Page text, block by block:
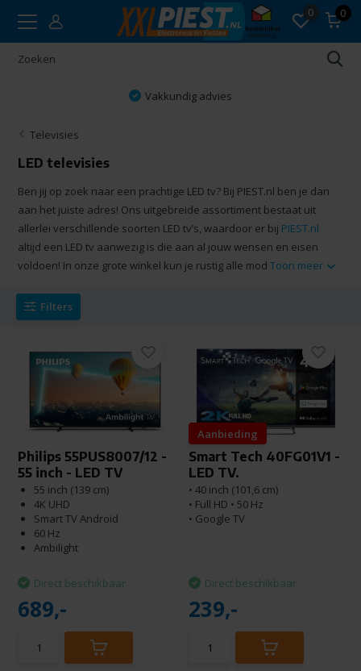
0 0
Vakkundig advies
Televisies
LED televisies
Ben jij op zoek naar een prachtige LED tv? Bij PIEST.nl ben je dan
aan het juiste adres! Ons uitgebreide assortiment bestaat uit
allerlei verschillende soorten LED tv’s, waardoor er bij PIEST.nl
altijd een LED tv aanwezig is die aan al jouw wensen en eisen
voldoen! In onze grote winkel kun je rustig alle modToon meer
Filters
Philips 55PUS8007/12 -
55 inch - LED TV
55 inch (139 cm)
4K UHD
Smart TV Android
60 Hz
Ambilight
Direct beschikbaar
689,-
Aanbieding
Smart Tech 40FG01V1 -
LED TV.
• 40 inch (101,6 cm)
• Full HD • 50 Hz
• Google TV
Direct beschikbaar
239,-